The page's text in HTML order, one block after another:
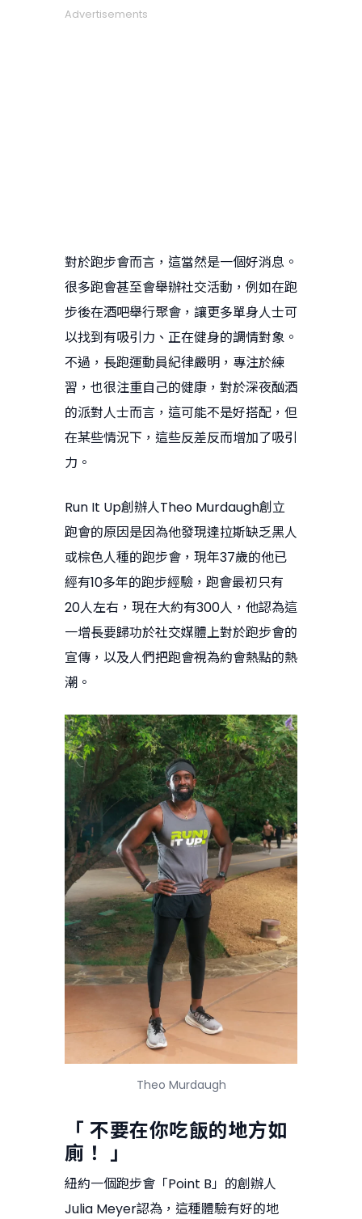
Advertisements
對於跑步會而言，這當然是一個好消息。
很多跑會甚至會舉辦社交活動，例如在跑
步後在酒吧舉行聚會，讓更多單身人士可
以找到有吸引力、正在健身的調情對象。
不過，長跑運動員紀律嚴明，專注於練
習，也很注重自己的健康，對於深夜酗酒
的派對人士而言，這可能不是好搭配，但
在某些情況下，這些反差反而增加了吸引
力。
Run It Up創辦人Theo Murdaugh創立
跑會的原因是因為他發現達拉斯缺乏黑人
或棕色人種的跑步會，現年37歲的他已
經有10多年的跑步經驗，跑會最初只有
20人左右，現在大約有300人，他認為這
一增長要歸功於社交媒體上對於跑步會的
宣傳，以及人們把跑會視為約會熱點的熱
潮。
Theo Murdaugh
「 不要在你吃飯的地方如
廁！ 」
紐約一個跑步會「Point B」的創辦人
Julia Meyer認為，這種體驗有好的地